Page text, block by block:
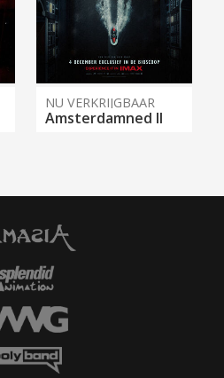
NU VERKRIJGBAAR
Amsterdamned II